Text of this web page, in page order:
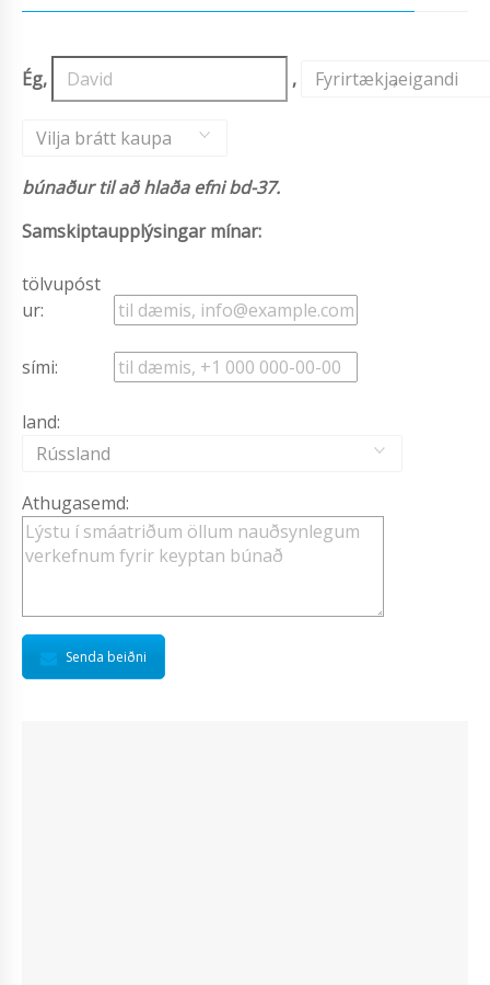
Ég, , Fyrirtækjaeigandi
,
Vilja brátt kaupa
búnaður til að hlaða efni bd-37.
Samskiptaupplýsingar mínar:
tölvupóst
ur:
sími:
land:
Rússland
Athugasemd:
Senda beiðni